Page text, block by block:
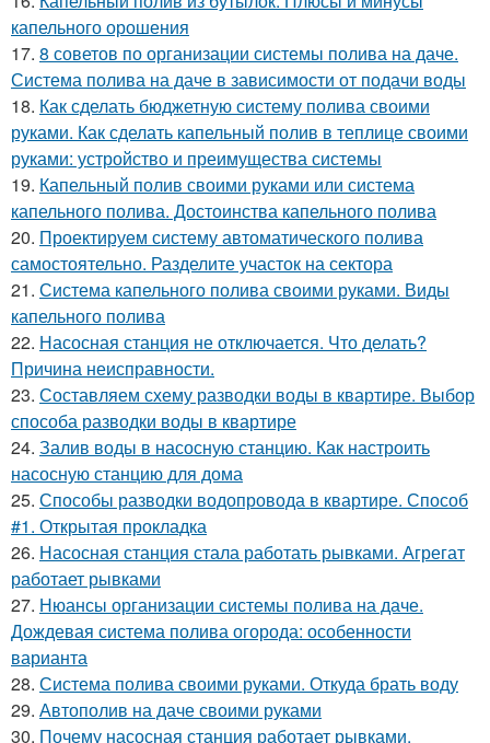
капельного орошения
17. 8 советов по организации системы полива на даче.
Система полива на даче в зависимости от подачи воды
18. Как сделать бюджетную систему полива своими
руками. Как сделать капельный полив в теплице своими
руками: устройство и преимущества системы
19. Капельный полив своими руками или система
капельного полива. Достоинства капельного полива
20. Проектируем систему автоматического полива
самостоятельно. Разделите участок на сектора
21. Система капельного полива своими руками. Виды
капельного полива
22. Насосная станция не отключается. Что делать?
Причина неисправности.
23. Составляем схему разводки воды в квартире. Выбор
способа разводки воды в квартире
24. Залив воды в насосную станцию. Как настроить
насосную станцию для дома
25. Способы разводки водопровода в квартире. Способ
#1. Открытая прокладка
26. Насосная станция стала работать рывками. Агрегат
работает рывками
27. Нюансы организации системы полива на даче.
Дождевая система полива огорода: особенности
варианта
28. Система полива своими руками. Откуда брать воду
29. Автополив на даче своими руками
30. Почему насосная станция работает рывками.